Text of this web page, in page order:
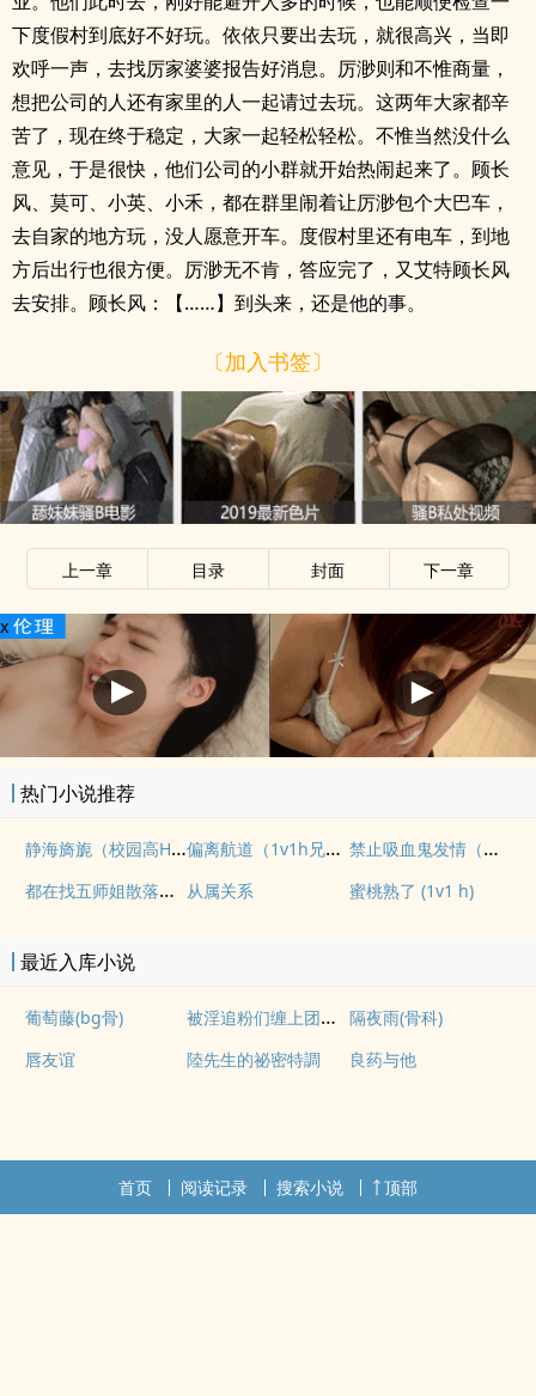
下度假村到底好不好玩。依依只要出去玩，就很高兴，当即
欢呼一声，去找厉家婆婆报告好消息。厉渺则和不惟商量，
想把公司的人还有家里的人一起请过去玩。这两年大家都辛
苦了，现在终于稳定，大家一起轻松轻松。不惟当然没什么
意见，于是很快，他们公司的小群就开始热闹起来了。顾长
风、莫可、小英、小禾，都在群里闹着让厉渺包个大巴车，
去自家的地方玩，没人愿意开车。度假村里还有电车，到地
方后出行也很方便。厉渺无不肯，答应完了，又艾特顾长风
去安排。顾长风：【……】到头来，还是他的事。
〔加入书签〕
x
上一章 目录 封面 下一章
x
热门小说推荐
静海旖旎（校园高H） 偏离航道（1v1h兄妹骨科bg）
禁止吸血鬼发情（姐狗高H 1v1）
都在找五师姐散落的法宝
从属关系 蜜桃熟了 (1v1 h)
最近入库小说
葡萄藤(bg骨) 被淫追粉们缠上团播女主播(露出NPH)
隔夜雨(骨科)
唇友谊
陸先生的祕密特調 良药与他
首页 阅读记录 搜索小说 顶部